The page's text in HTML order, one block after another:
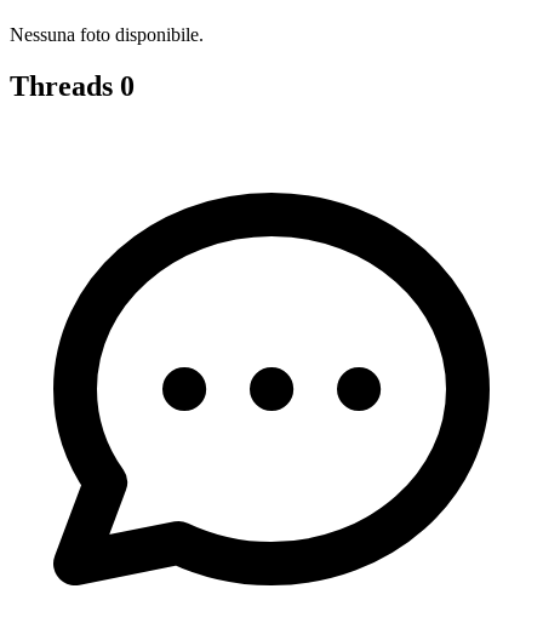
Nessuna foto disponibile.
Threads 0